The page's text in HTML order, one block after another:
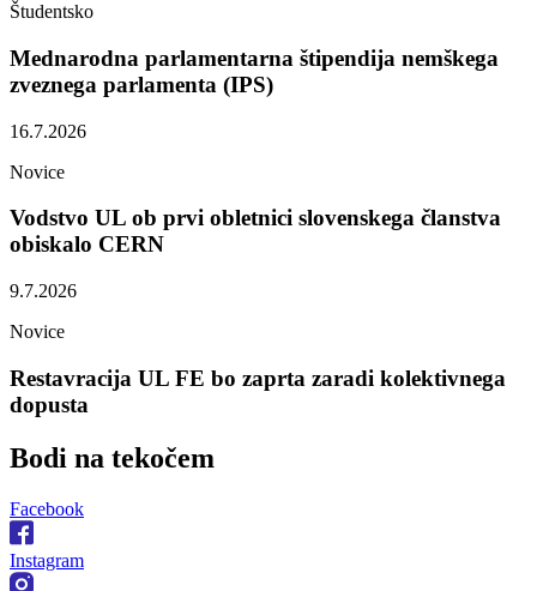
Študentsko
Mednarodna parlamentarna štipendija nemškega
zveznega parlamenta (IPS)
16.7.2026
Novice
Vodstvo UL ob prvi obletnici slovenskega članstva
obiskalo CERN
9.7.2026
Novice
Restavracija UL FE bo zaprta zaradi kolektivnega
dopusta
Bodi na tekočem
Facebook
Instagram